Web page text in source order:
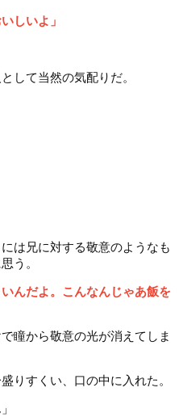
NEW
しいよ」
して当然の気配りだ。
は兄に対する敬意のようなも
う。
んだよ。こんなんじゃあ飯を
瞳から敬意の光が消えてしま
りすくい、口の中に入れた。